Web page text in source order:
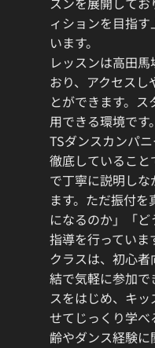
ィションを目指
います。
レッスンは高田
おり、アクセス
とができます。
用できる環境です。
TSダンスカンパ
徹底しているこ
で丁寧に説明し
ます。ただ振付
になるのか」「
指導を行っていま
クラスは、初心
結で気軽に参加
スをはじめ、キ
せてじっくり学
齢やダンス経験